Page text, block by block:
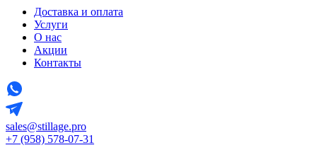
Доставка и оплата
Услуги
О нас
Акции
Контакты
sales@stillage.pro
+7 (958) 578-07-31